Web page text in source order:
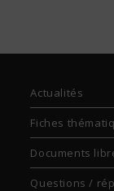
Actualités
Fiches
Documents
Questions /